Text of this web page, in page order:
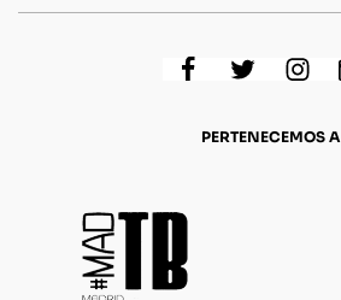
PERTENECEMOS A